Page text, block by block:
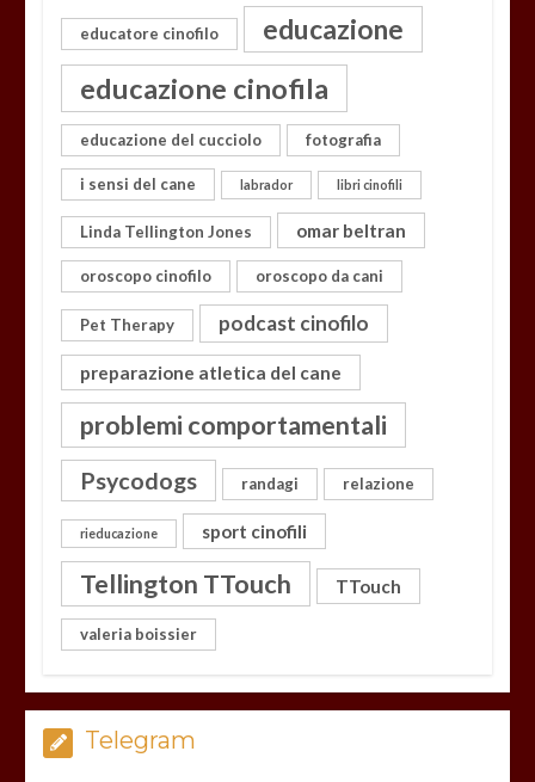
educatore cinofilo educazione
educazione cinofila
educazione del cucciolo fotografia
i sensi del cane labrador libri cinofili
Linda Tellington Jones omar beltran
oroscopo cinofilo oroscopo da cani
Pet Therapy podcast cinofilo
preparazione atletica del cane
problemi comportamentali
Psycodogs randagi relazione
rieducazione sport cinofili
Tellington TTouch TTouch
valeria boissier
Telegram